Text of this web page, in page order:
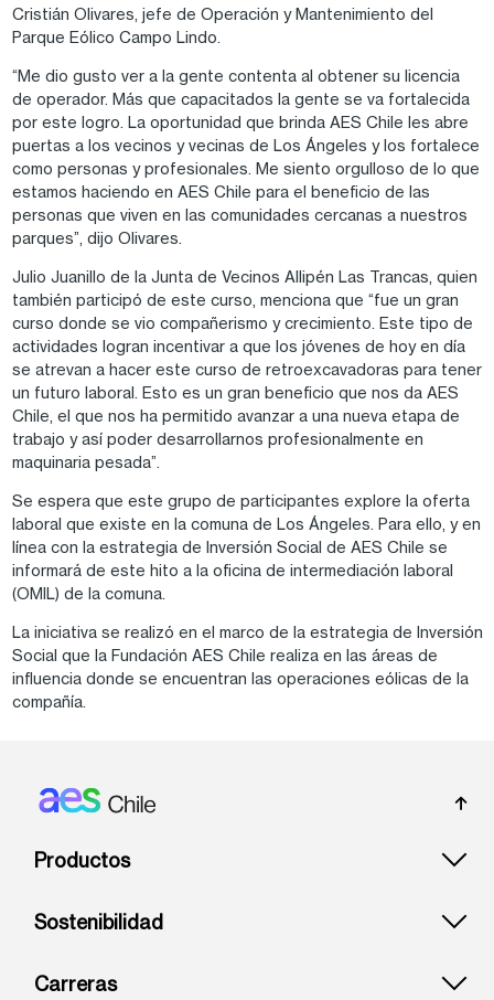
Cristián Olivares, jefe de Operación y Mantenimiento del
Parque Eólico Campo Lindo.
“Me dio gusto ver a la gente contenta al obtener su licencia
de operador. Más que capacitados la gente se va fortalecida
por este logro. La oportunidad que brinda AES Chile les abre
puertas a los vecinos y vecinas de Los Ángeles y los fortalece
como personas y profesionales. Me siento orgulloso de lo que
estamos haciendo en AES Chile para el beneficio de las
personas que viven en las comunidades cercanas a nuestros
parques”, dijo Olivares.
Julio Juanillo de la Junta de Vecinos Allipén Las Trancas, quien
también participó de este curso, menciona que “fue un gran
curso donde se vio compañerismo y crecimiento. Este tipo de
actividades logran incentivar a que los jóvenes de hoy en día
se atrevan a hacer este curso de retroexcavadoras para tener
un futuro laboral. Esto es un gran beneficio que nos da AES
Chile, el que nos ha permitido avanzar a una nueva etapa de
trabajo y así poder desarrollarnos profesionalmente en
maquinaria pesada”.
Se espera que este grupo de participantes explore la oferta
laboral que existe en la comuna de Los Ángeles. Para ello, y en
línea con la estrategia de Inversión Social de AES Chile se
informará de este hito a la oficina de intermediación laboral
(OMIL) de la comuna.
La iniciativa se realizó en el marco de la estrategia de Inversión
Social que la Fundación AES Chile realiza en las áreas de
influencia donde se encuentran las operaciones eólicas de la
compañía.
Footer: Chile
Productos
Sostenibilidad
Carreras